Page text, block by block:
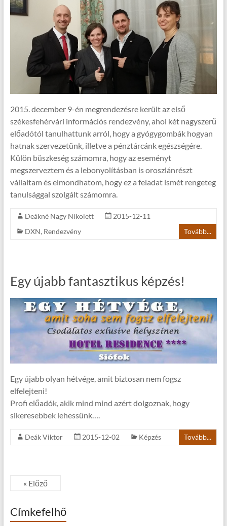
2015. december 9-én megrendezésre került az első
székesfehérvári információs rendezvény, ahol két nagyszerű
előadótól tanulhattunk arról, hogy a gyógygombák hogyan
hatnak szervezetünk, illetve a pénztárcánk egészségére.
Külön büszkeség számomra, hogy az eseményt
megszerveztem és a lebonyolításban is oroszlánrészt
vállaltam és elmondhatom, hogy ez a feladat ismét rengeteg
tanulsággal szolgált számomra.
Deákné Nagy Nikolett
2015-12-11
DXN, Rendezvény Tovább...
Egy újabb fantasztikus képzés!
Egy újabb olyan hétvége, amit biztosan nem fogsz
elfelejteni!
Profi előadók, akik mind mind azért dolgoznak, hogy
sikeresebbek lehessünk….
Deák Viktor 2015-12-02 Képzés Tovább...
« Előző
Címkefelhő